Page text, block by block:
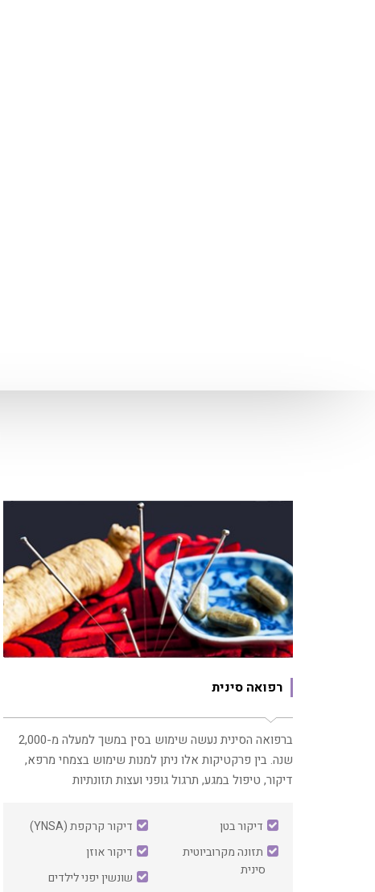
רפואה סינית
‏ברפואה הסינית נעשה שימוש בסין במשך למעלה מ-2,000
שנה. בין פרקטיקות אלו ניתן למנות שימוש בצמחי מרפא,
דיקור, טיפול במגע, תרגול גופני ועצות תזונתיות
דיקור בטן
דיקור קרקפת (YNSA)
תזונה מקרוביוטית
סינית
דיקור אוזן
שונשין יפני לילדים